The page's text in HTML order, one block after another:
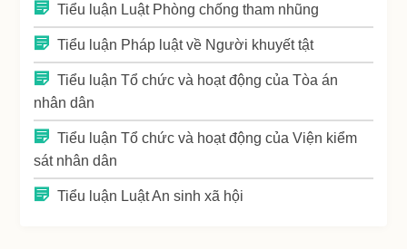
Tiểu luận Luật Phòng chống tham nhũng
Tiểu luận Pháp luật về Người khuyết tật
Tiểu luận Tổ chức và hoạt động của Tòa án
nhân dân
Tiểu luận Tổ chức và hoạt động của Viện kiểm
sát nhân dân
Tiểu luận Luật An sinh xã hội